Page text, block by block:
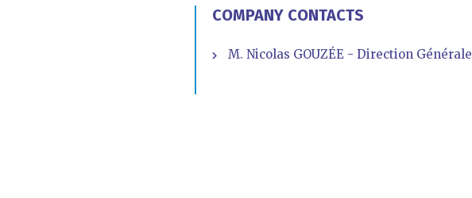
COMPANY CONTACTS
M. Nicolas GOUZÉE - Direction Générale